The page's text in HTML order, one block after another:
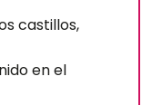
castillos,
en el